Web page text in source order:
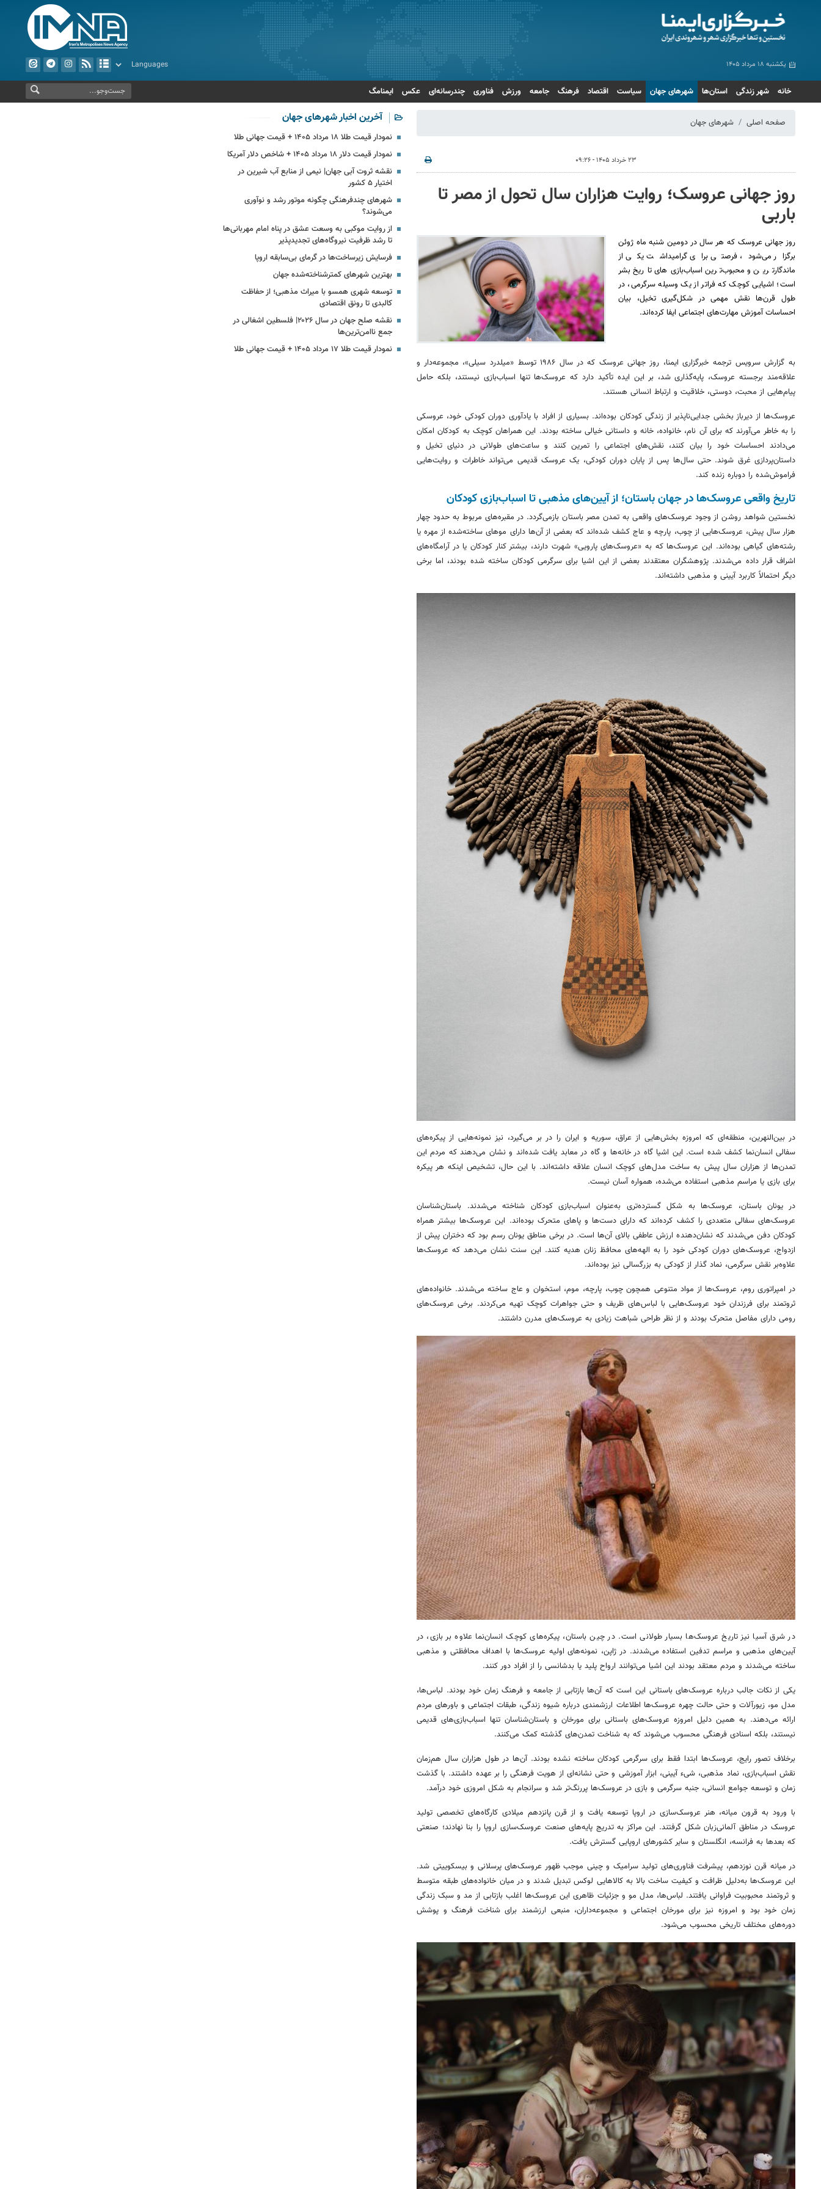
یکشنبه ۱۸ مرداد ۱۴۰۵
خانه شهر زندگی استان‌ها شهرهای جهان سیاست اقتصاد فرهنگ جامعه ورزش فناوری چندرسانه‌ای عکس ایمنامگ
صفحه اصلی شهرهای جهان
۲۳ خرداد ۱۴۰۵ - ۰۹:۲۶
روز جهانی عروسک؛ روایت هزاران سال تحول از مصر تا
باربی
روز جهانی عروسک که هر سال در دومین شنبه ماه ژوئن
برگزار می‌شود، فرصتی برای گرامیداشت یکی از
ماندگارترین و محبوب‌ترین اسباب‌بازی‌های تاریخ بشر
است؛ اشیایی کوچک که فراتر از یک وسیله سرگرمی، در
طول قرن‌ها نقش مهمی در شکل‌گیری تخیل، بیان
احساسات آموزش مهارت‌های اجتماعی ایفا کرده‌اند.
به گزارش سرویس ترجمه خبرگزاری ایمنا، روز جهانی عروسک که در سال ۱۹۸۶ توسط «میلدرد سیلی»، مجموعه‌دار و
علاقه‌مند برجسته عروسک، پایه‌گذاری شد، بر این ایده تأکید دارد که عروسک‌ها تنها اسباب‌بازی نیستند، بلکه حامل
پیام‌هایی از محبت، دوستی، خلاقیت و ارتباط انسانی هستند.
عروسک‌ها از دیرباز بخشی جدایی‌ناپذیر از زندگی کودکان بوده‌اند. بسیاری از افراد با یادآوری دوران کودکی خود، عروسکی
را به خاطر می‌آورند که برای آن نام، خانواده، خانه و داستانی خیالی ساخته بودند. این همراهان کوچک به کودکان امکان
می‌دادند احساسات خود را بیان کنند، نقش‌های اجتماعی را تمرین کنند و ساعت‌های طولانی در دنیای تخیل و
داستان‌پردازی غرق شوند. حتی سال‌ها پس از پایان دوران کودکی، یک عروسک قدیمی می‌تواند خاطرات و روایت‌هایی
فراموش‌شده را دوباره زنده کند.
تاریخ واقعی عروسک‌ها در جهان باستان؛ از آیین‌های مذهبی تا اسباب‌بازی کودکان
نخستین شواهد روشن از وجود عروسک‌های واقعی به تمدن مصر باستان بازمی‌گردد. در مقبره‌های مربوط به حدود چهار
هزار سال پیش، عروسک‌هایی از چوب، پارچه و عاج کشف شده‌اند که بعضی از آن‌ها دارای موهای ساخته‌شده از مهره یا
رشته‌های گیاهی بوده‌اند. این عروسک‌ها که به «عروسک‌های پارویی» شهرت دارند، بیشتر کنار کودکان یا در آرامگاه‌های
اشراف قرار داده می‌شدند. پژوهشگران معتقدند بعضی از این اشیا برای سرگرمی کودکان ساخته شده بودند، اما برخی
دیگر احتمالاً کاربرد آیینی و مذهبی داشته‌اند.
در بین‌النهرین، منطقه‌ای که امروزه بخش‌هایی از عراق، سوریه و ایران را در بر می‌گیرد، نیز نمونه‌هایی از پیکره‌های
سفالی انسان‌نما کشف شده است. این اشیا گاه در خانه‌ها و گاه در معابد یافت شده‌اند و نشان می‌دهند که مردم این
تمدن‌ها از هزاران سال پیش به ساخت مدل‌های کوچک انسان علاقه داشته‌اند. با این حال، تشخیص اینکه هر پیکره
برای بازی یا مراسم مذهبی استفاده می‌شده، همواره آسان نیست.
در یونان باستان، عروسک‌ها به شکل گسترده‌تری به‌عنوان اسباب‌بازی کودکان شناخته می‌شدند. باستان‌شناسان
عروسک‌های سفالی متعددی را کشف کرده‌اند که دارای دست‌ها و پاهای متحرک بوده‌اند. این عروسک‌ها بیشتر همراه
کودکان دفن می‌شدند که نشان‌دهنده ارزش عاطفی بالای آن‌ها است. در برخی مناطق یونان رسم بود که دختران پیش از
ازدواج، عروسک‌های دوران کودکی خود را به الهه‌های محافظ زنان هدیه کنند. این سنت نشان می‌دهد که عروسک‌ها
علاوه‌بر نقش سرگرمی، نماد گذار از کودکی به بزرگسالی نیز بوده‌اند.
در امپراتوری روم، عروسک‌ها از مواد متنوعی همچون چوب، پارچه، موم، استخوان و عاج ساخته می‌شدند. خانواده‌های
ثروتمند برای فرزندان خود عروسک‌هایی با لباس‌های ظریف و حتی جواهرات کوچک تهیه می‌کردند. برخی عروسک‌های
رومی دارای مفاصل متحرک بودند و از نظر طراحی شباهت زیادی به عروسک‌های مدرن داشتند.
در شرق آسیا نیز تاریخ عروسک‌ها بسیار طولانی است. در چین باستان، پیکره‌های کوچک انسان‌نما علاوه بر بازی، در
آیین‌های مذهبی و مراسم تدفین استفاده می‌شدند. در ژاپن، نمونه‌های اولیه عروسک‌ها با اهداف محافظتی و مذهبی
ساخته می‌شدند و مردم معتقد بودند این اشیا می‌توانند ارواح پلید یا بدشانسی را از افراد دور کنند.
یکی از نکات جالب درباره عروسک‌های باستانی این است که آن‌ها بازتابی از جامعه و فرهنگ زمان خود بودند. لباس‌ها،
مدل مو، زیورآلات و حتی حالت چهره عروسک‌ها اطلاعات ارزشمندی درباره شیوه زندگی، طبقات اجتماعی و باورهای مردم
ارائه می‌دهند. به همین دلیل امروزه عروسک‌های باستانی برای مورخان و باستان‌شناسان تنها اسباب‌بازی‌های قدیمی
نیستند، بلکه اسنادی فرهنگی محسوب می‌شوند که به شناخت تمدن‌های گذشته کمک می‌کنند.
برخلاف تصور رایج، عروسک‌ها ابتدا فقط برای سرگرمی کودکان ساخته نشده بودند. آن‌ها در طول هزاران سال هم‌زمان
نقش اسباب‌بازی، نماد مذهبی، شیء آیینی، ابزار آموزشی و حتی نشانه‌ای از هویت فرهنگی را بر عهده داشتند. با گذشت
زمان و توسعه جوامع انسانی، جنبه سرگرمی و بازی در عروسک‌ها پررنگ‌تر شد و سرانجام به شکل امروزی خود درآمد.
با ورود به قرون میانه، هنر عروسک‌سازی در اروپا توسعه یافت و از قرن پانزدهم میلادی کارگاه‌های تخصصی تولید
عروسک در مناطق آلمانی‌زبان شکل گرفتند. این مراکز به تدریج پایه‌های صنعت عروسک‌سازی اروپا را بنا نهادند؛ صنعتی
که بعدها به فرانسه، انگلستان و سایر کشورهای اروپایی گسترش یافت.
در میانه قرن نوزدهم، پیشرفت فناوری‌های تولید سرامیک و چینی موجب ظهور عروسک‌های پرسلانی و بیسکوییتی شد.
این عروسک‌ها به‌دلیل ظرافت و کیفیت ساخت بالا به کالاهایی لوکس تبدیل شدند و در میان خانواده‌های طبقه متوسط
و ثروتمند محبوبیت فراوانی یافتند. لباس‌ها، مدل مو و جزئیات ظاهری این عروسک‌ها اغلب بازتابی از مد و سبک زندگی
زمان خود بود و امروزه نیز برای مورخان اجتماعی و مجموعه‌داران، منبعی ارزشمند برای شناخت فرهنگ و پوشش
دوره‌های مختلف تاریخی محسوب می‌شود.
آخرین اخبار شهرهای جهان
نمودار قیمت طلا ۱۸ مرداد ۱۴۰۵ + قیمت جهانی طلا
نمودار قیمت دلار ۱۸ مرداد ۱۴۰۵ + شاخص دلار آمریکا
نقشه ثروت آبی جهان| نیمی از منابع آب شیرین در
اختیار ۵ کشور
شهرهای چندفرهنگی چگونه موتور رشد و نوآوری
می‌شوند؟
از روایت موکبی به وسعت عشق در پناه امام مهربانی‌ها
تا رشد ظرفیت نیروگاه‌های تجدیدپذیر
فرسایش زیرساخت‌ها در گرمای بی‌سابقه اروپا
بهترین شهرهای کمترشناخته‌شده جهان
توسعه شهری همسو با میراث مذهبی؛ از حفاظت
کالبدی تا رونق اقتصادی
نقشه صلح جهان در سال ۲۰۲۶| فلسطین اشغالی در
جمع ناامن‌ترین‌ها
نمودار قیمت طلا ۱۷ مرداد ۱۴۰۵ + قیمت جهانی طلا